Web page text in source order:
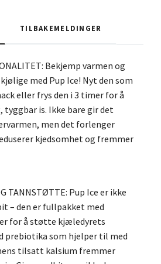
TILBAKEMELDINGER
Bekjemp varmen og
med Pup Ice! Nyt den som
eller frys den i 3 timer for å
tyggbar is. Ikke bare gir det
men det forlenger
kjedsomhet og fremmer
TANNSTØTTE: Pup Ice er ikke
– den er fullpakket med
for å støtte kjæledyrets
prebiotika som hjelper til med
tilsatt kalsium fremmer